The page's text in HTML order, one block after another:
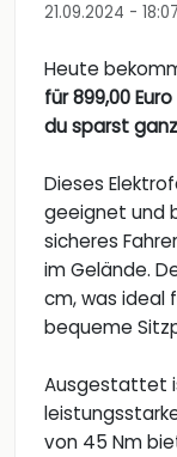
21.09.2024 -
Heute
für 899,00
du sparst
Dieses
geeignet und
sicheres
im Gelände.
cm, was ideal
bequeme
Ausgestattet
von 45 Nm